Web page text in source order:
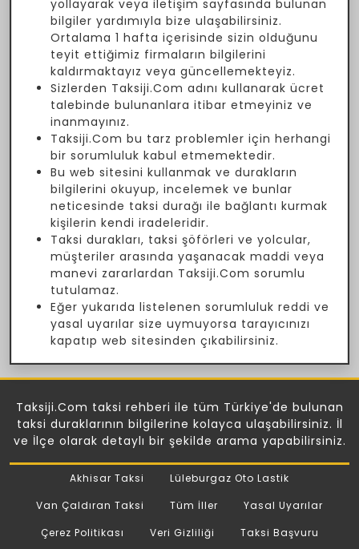
yollayarak veya iletişim sayfasında bulunan
bilgiler yardımıyla bize ulaşabilirsiniz.
Ortalama 1 hafta içerisinde sizin olduğunu
teyit ettiğimiz firmaların bilgilerini
kaldırmaktayız veya güncellemekteyiz.
Sizlerden Taksiji.Com adını kullanarak ücret
talebinde bulunanlara itibar etmeyiniz ve
inanmayınız.
Taksiji.Com bu tarz problemler için herhangi
bir sorumluluk kabul etmemektedir.
Bu web sitesini kullanmak ve durakların
bilgilerini okuyup, incelemek ve bunlar
neticesinde taksi durağı ile bağlantı kurmak
kişilerin kendi iradeleridir.
Taksi durakları, taksi şöförleri ve yolcular,
müşteriler arasında yaşanacak maddi veya
manevi zararlardan Taksiji.Com sorumlu
tutulamaz.
Eğer yukarıda listelenen sorumluluk reddi ve
yasal uyarılar size uymuyorsa tarayıcınızı
kapatıp web sitesinden çıkabilirsiniz.
Taksiji.Com taksi rehberi ile tüm Türkiye'de bulunan
taksi duraklarının bilgilerine kolayca ulaşabilirsiniz. İl
ve İlçe olarak detaylı bir şekilde arama yapabilirsiniz.
Akhisar Taksi
Lüleburgaz Oto Lastik
Van Çaldıran Taksi
Tüm İller
Yasal Uyarılar
Çerez Politikası
Veri Gizliliği Taksi Başvuru